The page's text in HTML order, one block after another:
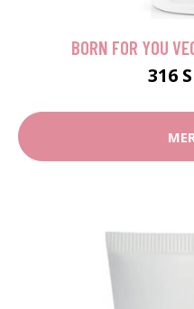
BORN FOR YOU
316